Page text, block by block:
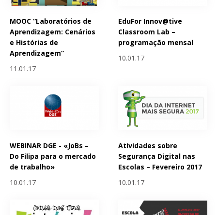
MOOC “Laboratórios de
Aprendizagem: Cenários
e Histórias de
Aprendizagem”
11.01.17
EduFor Innov@tive
Classroom Lab –
programação mensal
10.01.17
WEBINAR DGE - «JoBs –
Do Filipa para o mercado
de trabalho»
10.01.17
Atividades sobre
Segurança Digital nas
Escolas – Fevereiro 2017
10.01.17